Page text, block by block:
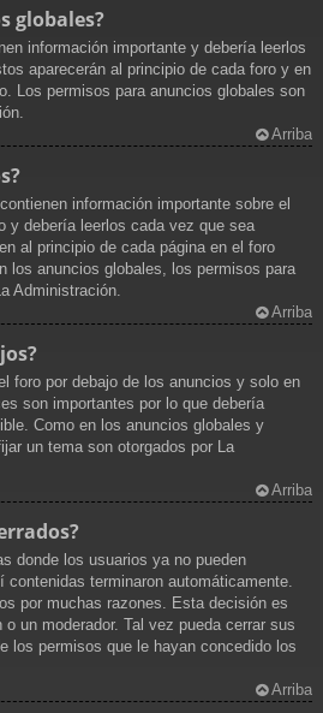
globales?
información importante y debería leerlos
aparecerán al principio de cada foro y en
Los permisos para anuncios globales son
Arriba
información importante sobre el
y debería leerlos cada vez que sea
al principio de cada página en el foro
los anuncios globales, los permisos para
Administración.
Arriba
foro por debajo de los anuncios y solo en
son importantes por lo que debería
Como en los anuncios globales y
un tema son otorgados por La
Arriba
donde los usuarios ya no pueden
contenidas terminaron automáticamente.
por muchas razones. Esta decisión es
un moderador. Tal vez pueda cerrar sus
los permisos que le hayan concedido los
Arriba